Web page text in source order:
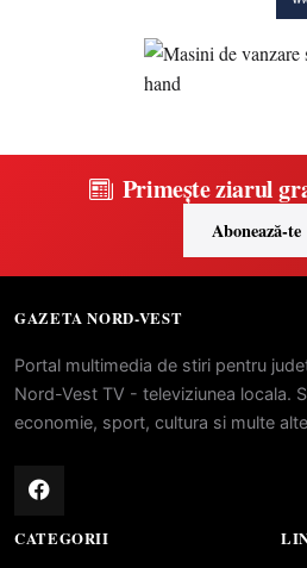
Primește ziarul
Abonează-te
GAZETA NORD-VEST
Portal multimedia de stiri pentru
Nord-Vest TV - televiziunea locala.
economie, sport, cultura si multe
CATEGORII